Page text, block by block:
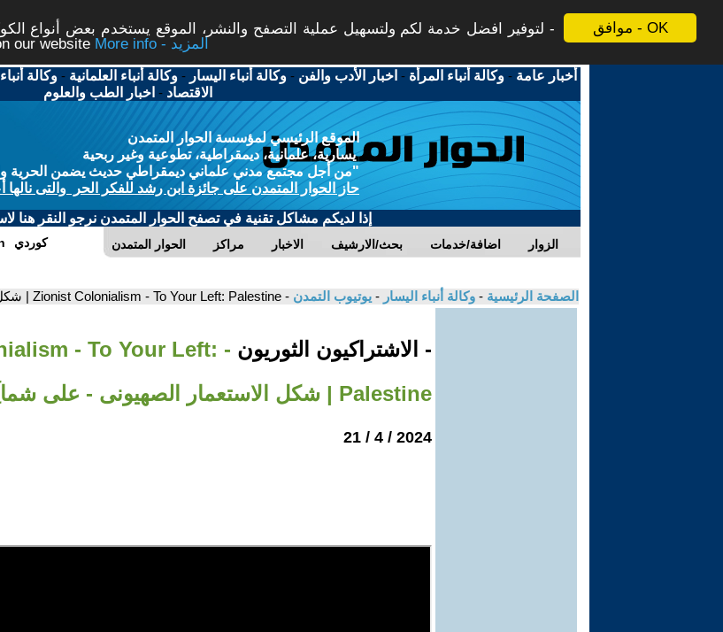
موافق - OK
لتوفير افضل خدمة لكم ولتسهيل عملية التصفح والنشر، الموقع يستخدم بعض أنواع
our website
More info - المزيد
أخبار عامة -وكالة أنباء المرأة - اخبار الأدب والفن -وكالة أنباء اليسار -وكالة أنباء العلمانية -وكالة
الاقتصاد - اخبار الطب والعلوم
الموقع الرئيسي لمؤسسة الحوار المتمدن
يسارية، علمانية، ديمقراطية، تطوعية وغير ربحية
"من أجل مجتمع مدني علماني ديمقراطي حديث يضمن الحرية
حاز الحوار المتمدن على جائزة ابن رشد للفكر الحر والتى نالها
إذا لديكم مشاكل تقنية في تصفح الحوار المتمدن نرجو النقر هنا
الحوار المتمدن مراكز الاخبار بحث/الارشيف اضافة/خدمات الزوار كوردي
الصفحة الرئيسية - وكالة أنباء اليسار - يوتيوب التمدن - Zionist Colonialism - To Your Left: Palestine | شكل الاستعمار الصهيونى - على شمالَِك: فلسطين
- ‎الاشتراكيون الثوريون
- To Your Left:
Palestine | شكل الاستعمار الصهيونى - على شمالَِك: فلسطين
2024 / 4 / 21